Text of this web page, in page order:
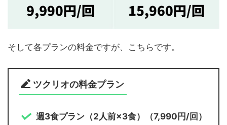
そして各プランの料金ですが、こちらです。
ツクリオの料金プラン
週3食プラン（2人前×3食）（7,990円/回）